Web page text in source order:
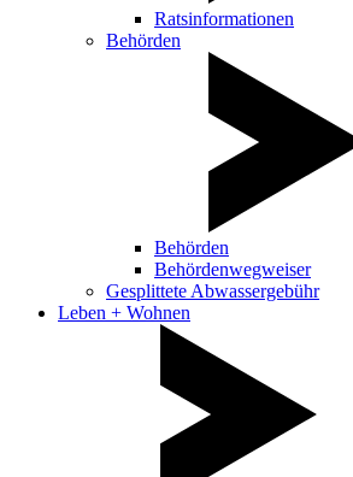
Ratsinformationen
Behörden
Behörden
Behördenwegweiser
Gesplittete Abwassergebühr
Leben + Wohnen